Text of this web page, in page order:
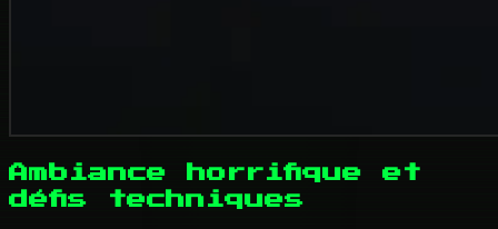
Ambiance horrifique et
défis techniques